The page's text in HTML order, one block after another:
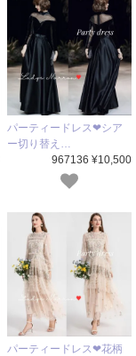
パーティードレス❤シア
ー切り替え…
967136 ¥10,500
パーティードレス❤花柄